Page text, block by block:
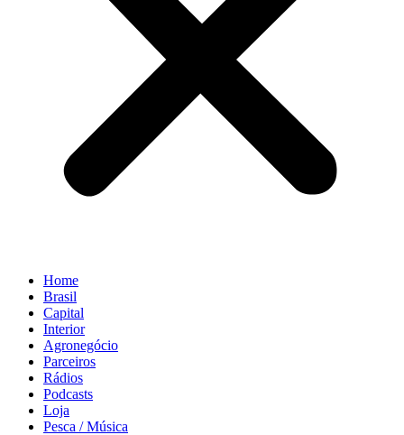
Home
Brasil
Capital
Interior
Agronegócio
Parceiros
Rádios
Podcasts
Loja
Pesca / Música